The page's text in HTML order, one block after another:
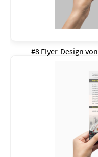
#8 Flyer-Design von